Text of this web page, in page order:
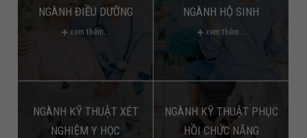
NGÀNH ĐIỀU DƯỠNG
xem thêm...
NGÀNH HỘ SINH
xem thêm...
NGÀNH KỸ THUẬT XÉT
NGHIỆM Y HỌC
NGÀNH KỸ THUẬT PHỤC
HỒI CHỨC NĂNG